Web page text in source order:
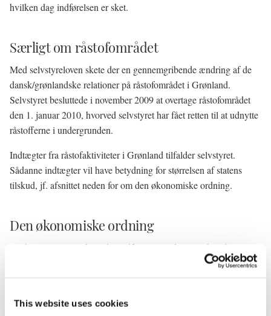
This website uses cookies
hvilken dag indførelsen er sket.
Særligt om råstofområdet
Med selvstyreloven skete der en gennemgribende ændring af de
dansk/grønlandske relationer på råstofområdet i Grønland.
Selvstyret besluttede i november 2009 at overtage råstofområdet
den 1. januar 2010, hvorved selvstyret har fået retten til at udnytte
råstofferne i undergrunden.
Indtægter fra råstofaktiviteter i Grønland tilfalder selvstyret.
Sådanne indtægter vil have betydning for størrelsen af statens
tilskud, jf. afsnittet neden for om den økonomiske ordning.
Den økonomiske ordning
Med selvstyreloven blev der indført en ny økonomisk ordning,
som indebærer, at selvstyret overtager finansieringen af et
Såfremt selvstyret får indtægter fra råstofaktiviteter, reduceres